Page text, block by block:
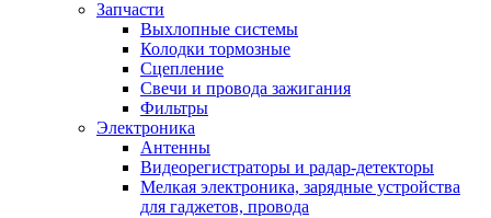
Запчасти
Выхлопные системы
Колодки тормозные
Сцепление
Свечи и провода зажигания
Фильтры
Электроника
Антенны
Видеорегистраторы и радар-детекторы
Мелкая электроника, зарядные устройства
для гаджетов, провода